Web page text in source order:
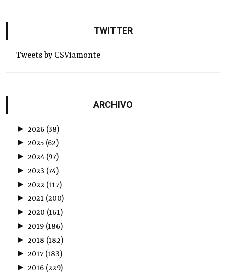
TWITTER
Tweets by CSViamonte
ARCHIVO
► 2026 (38)
►2025 (62)
► 2024 (97)
►2023 (74)
► 2022 (117)
►2021 (200)
► 2020 (161)
►2019 (186)
► 2018 (182)
►2017(183)
► 2016 (229)